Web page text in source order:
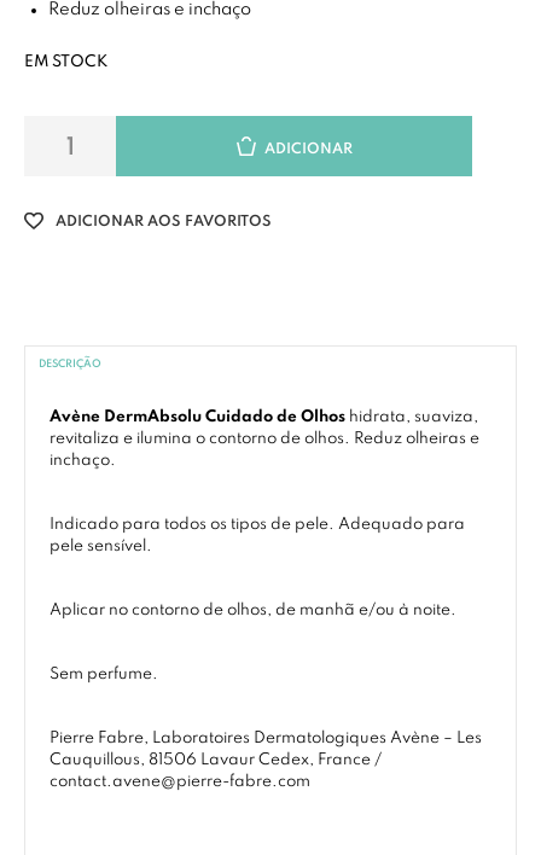
Reduz olheiras e inchaço
EM STOCK
ADICIONAR
ADICIONAR AOS FAVORITOS
DESCRIÇÃO
Avène DermAbsolu Cuidado de Olhos hidrata, suaviza,
revitaliza e ilumina o contorno de olhos. Reduz olheiras e
inchaço.
Indicado para todos os tipos de pele. Adequado para
pele sensível.
Aplicar no contorno de olhos, de manhã e/ou à noite.
Sem perfume.
Pierre Fabre, Laboratoires Dermatologiques Avène – Les
Cauquillous, 81506 Lavaur Cedex, France /
contact.avene@pierre-fabre.com